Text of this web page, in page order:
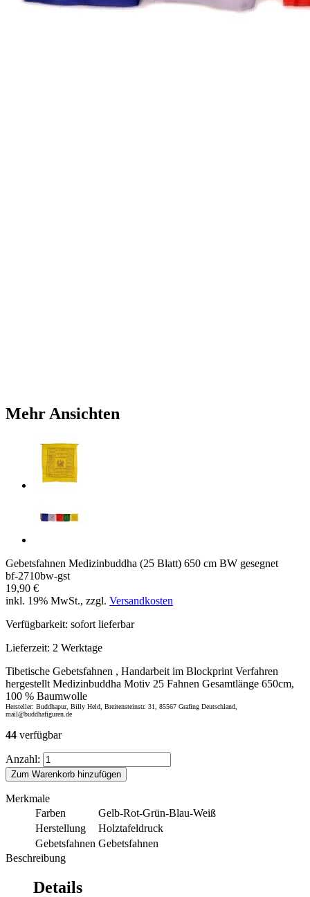
Mehr Ansichten
Gebetsfahnen Medizinbuddha (25 Blatt) 650 cm BW gesegnet
bf-2710bw-gst
19,90 €
inkl. 19% MwSt., zzgl. Versandkosten
Verfügbarkeit: sofort lieferbar
Lieferzeit: 2 Werktage
Tibetische Gebetsfahnen , Handarbeit im Blockprint Verfahren
hergestellt Medizinbuddha Motiv 25 Fahnen Gesamtlänge 650cm,
100 % Baumwolle
Hersteller: Buddhapur, Billy Held, Breitensteinstr. 31, 85567 Grafing Deutschland,
mail@buddhafiguren.de
44 verfügbar
Anzahl:
Zum Warenkorb hinzufügen
Merkmale
Farben
Gelb-Rot-Grün-Blau-Weiß
Herstellung
Holztafeldruck
Gebetsfahnen Gebetsfahnen
Beschreibung
Details